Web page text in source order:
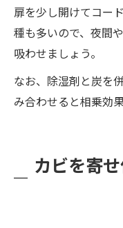
扉を少し開けてコー
種も多いので、夜間
吸わせましょう。
なお、除湿剤と炭を
み合わせると相乗効
カビを寄